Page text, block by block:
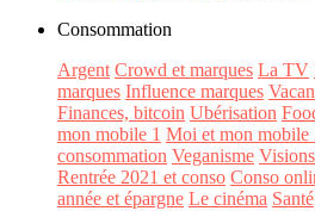
Consommation
Argent Crowd et marques La TV
marques Influence marques
Finances, bitcoin Ubérisation
mon mobile 1 Moi et mon mobile
consommation Veganisme Visions
Rentrée 2021 et conso Conso
année et épargne Le cinéma Santé